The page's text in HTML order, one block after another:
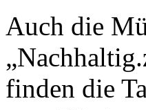
Auch die
finden die